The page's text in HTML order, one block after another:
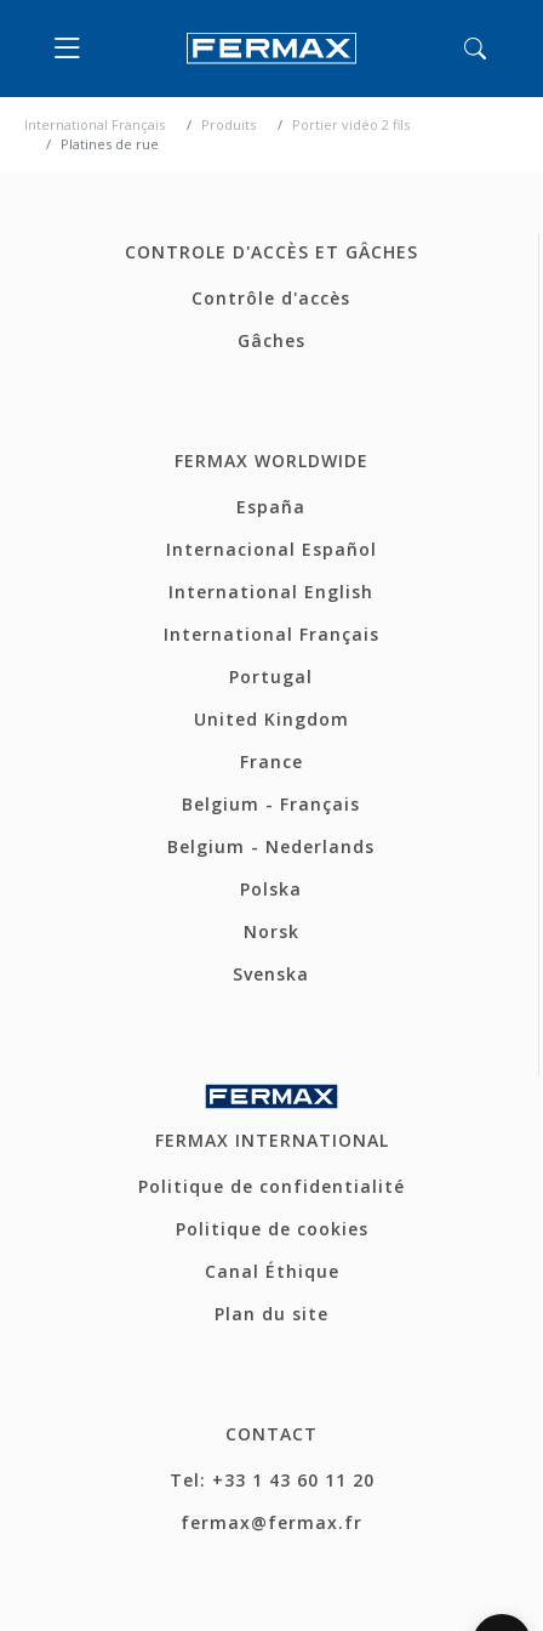
International Français Produits
Portier vidéo 2 fils
Platines de rue
CONTROLE D'ACCÈS ET GÂCHES
Contrôle d'accès
Gâches
FERMAX WORLDWIDE
España
Internacional Español
International English
International Français
Portugal
United Kingdom
France
Belgium - Français
Belgium - Nederlands
Polska
Norsk
Svenska
FERMAX INTERNATIONAL
Politique de confidentialité
Politique de cookies
Canal Éthique
Plan du site
CONTACT
Tel: +33 1 43 60 11 20
fermax@fermax.fr